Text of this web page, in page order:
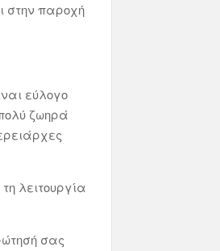
στην παροχή
εύλογο
ζωηρά
λειτουργία
σας